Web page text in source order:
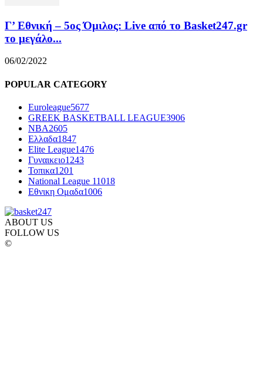
Γ’ Εθνική – 5ος Όμιλος: Live από το Basket247.gr
το μεγάλο...
06/02/2022
POPULAR CATEGORY
Euroleague5677
GREEK BASKETBALL LEAGUE3906
NBA2605
Ελλαδα1847
Elite League1476
Γυναικειο1243
Τοπικα1201
National League 11018
Εθνικη Ομαδα1006
ABOUT US
FOLLOW US
©